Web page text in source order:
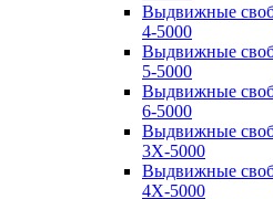
Выдвижные
4-5000
Выдвижные
5-5000
Выдвижные
6-5000
Выдвижные
3X-5000
Выдвижные
4X-5000